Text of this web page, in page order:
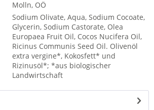
Molln, OÖ
Sodium Olivate, Aqua, Sodium Cocoate,
Glycerin, Sodium Castorate, Olea
Europaea Fruit Oil, Cocos Nucifera Oil,
Ricinus Communis Seed Oil. Olivenöl
extra vergine*, Kokosfett* und
Rizinusöl*; *aus biologischer
Landwirtschaft